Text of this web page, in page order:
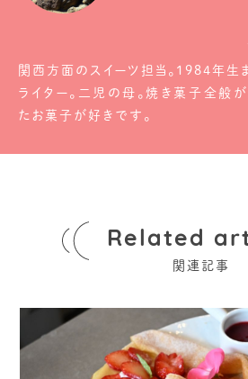
関西方面のスイーツ担当。1984年生
ライター。二児の母。焼き菓子全般
たお菓子が好きです。
Related
関連記事